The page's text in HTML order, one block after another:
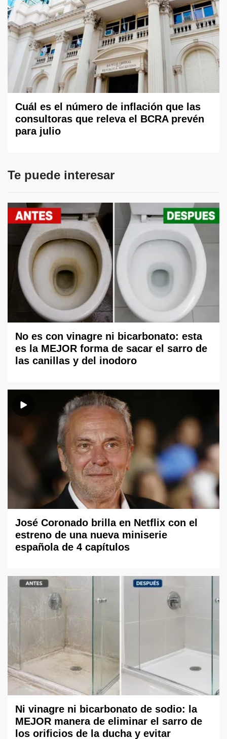
Cuál es el número de inflación que las
consultoras que releva el BCRA prevén
para julio
Te puede interesar
No es con vinagre ni bicarbonato: esta
es la MEJOR forma de sacar el sarro de
las canillas y del inodoro
José Coronado brilla en Netflix con el
estreno de una nueva miniserie
española de 4 capítulos
Ni vinagre ni bicarbonato de sodio: la
MEJOR manera de eliminar el sarro de
los orificios de la ducha y evitar